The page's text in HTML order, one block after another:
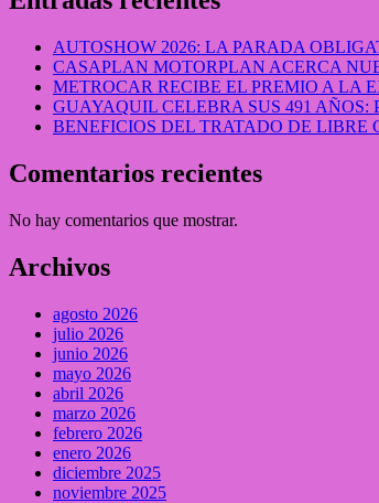
AUTOSHOW 2026: LA PARADA
CASAPLAN MOTORPLAN ACERCA
METROCAR RECIBE EL PREMIO A LA
GUAYAQUIL CELEBRA SUS 491
BENEFICIOS DEL TRATADO DE
Comentarios recientes
No hay comentarios que mostrar.
Archivos
agosto 2026
julio 2026
junio 2026
mayo 2026
abril 2026
marzo 2026
febrero 2026
enero 2026
diciembre 2025
noviembre 2025